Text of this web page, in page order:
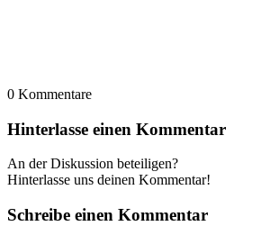
0 Kommentare
Hinterlasse einen Kommentar
An der Diskussion beteiligen?
Hinterlasse uns deinen Kommentar!
Schreibe einen Kommentar